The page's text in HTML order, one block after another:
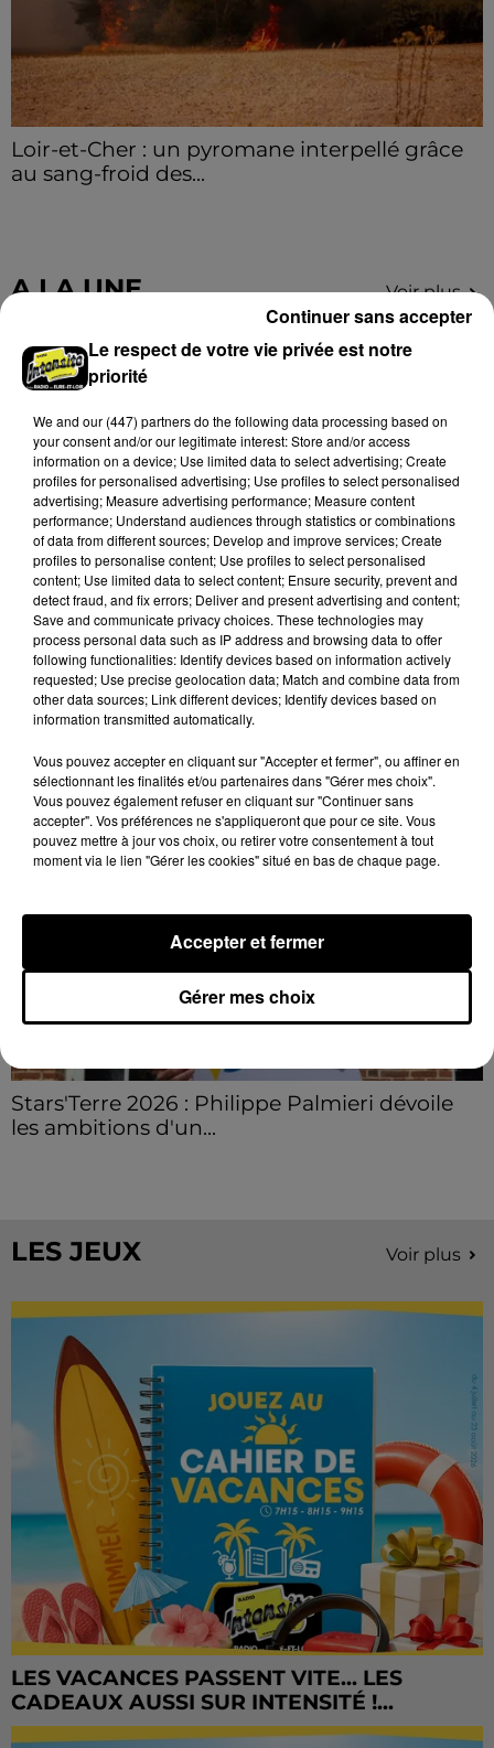
Loir-et-Cher : un pyromane interpellé grâce
au sang-froid des...
Grâce...
A LA UNE Voir plus
Loir-et-Cher : un pyromane interpellé grâce
au sang-froid des...
Samedi 25 juillet, plus d'une dizaine de feux de
champs et de sous-bois ont été déclenchés dans le
secteur de Fontaine-les-Côteaux, Montoire et Lunay.
Grâce...
LE GRAND FORMAT Voir plus
Stars'Terre 2026 : Philippe Palmieri dévoile
les ambitions d'un...
LES JEUX Voir plus
LES VACANCES PASSENT VITE... LES
CADEAUX AUSSI SUR INTENSITÉ !...
Le respect de votre vie privée est notre
priorité
We and our (447) partnersdo the following data processing based on
your consent and/or our legitimate interest: Store and/or access
information on a device; Use limited data to select advertising; Create
profiles for personalised advertising; Use profiles to select personalised
advertising; Measure advertising performance; Measure content
performance; Understand audiences through statistics or combinations
of data from different sources; Develop and improve services; Create
profiles to personalise content; Use profiles to select personalised
content; Use limited data to select content; Ensure security, prevent and
detect fraud, and fix errors; Deliver and present advertising and content;
Save and communicate privacy choices. These technologies may
process personal data such as IP address and browsing data to offer
following functionalities: Identify devices based on information actively
requested; Use precise geolocation data; Match and combine data from
other data sources; Link different devices; Identify devices based on
information transmitted automatically.
Vous pouvez accepter en cliquant sur "Accepter et fermer", ou affiner en
sélectionnant les finalités et/ou partenaires dans "Gérer mes choix".
Vous pouvez également refuser en cliquant sur "Continuer sans
accepter". Vos préférences ne s'appliqueront que pour ce site. Vous
pouvez mettre à jour vos choix, ou retirer votre consentement à tout
moment via le lien "Gérer les cookies" situé en bas de chaque page.
Gérer mes choix
Accepter et fermer
Continuer sans accepter